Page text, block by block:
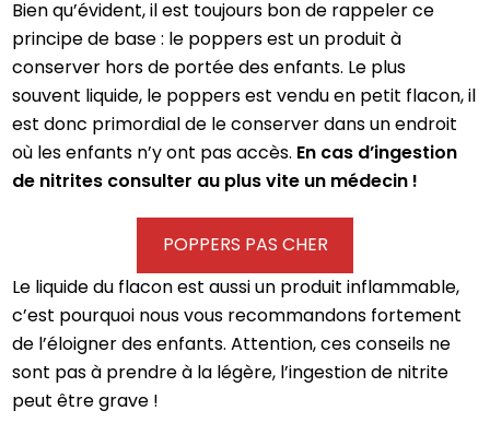
Bien qu’évident, il est toujours bon de rappeler ce
principe de base : le poppers est un produit à
conserver hors de portée des enfants. Le plus
souvent liquide, le poppers est vendu en petit flacon, il
est donc primordial de le conserver dans un endroit
où les enfants n’y ont pas accès. En cas d’ingestion
de nitrites consulter au plus vite un médecin !
POPPERS PAS CHER
Le liquide du flacon est aussi un produit inflammable,
c’est pourquoi nous vous recommandons fortement
de l’éloigner des enfants. Attention, ces conseils ne
sont pas à prendre à la légère, l’ingestion de nitrite
peut être grave !